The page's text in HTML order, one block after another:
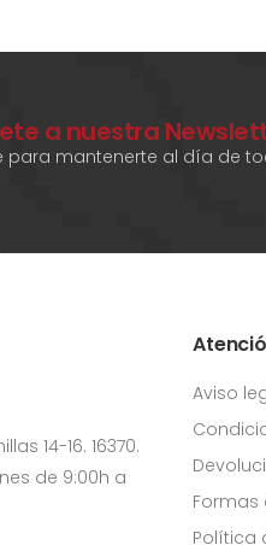
a nuestra
para mantenerte al día de
14-16. 16370.
de 9:00h a
Aviso
Política